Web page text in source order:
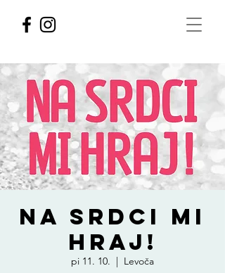
NA SRDCI MI
HRAJ!
pi 11. 10.
  |
Levoča